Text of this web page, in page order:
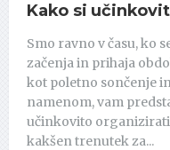
Kako si
Smo ravno v času, ko
začenja in prihaja
kot poletno sončenje
namenom, vam
učinkovito organizirati
kakšen trenutek za...